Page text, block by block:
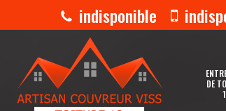
indisponible
DE